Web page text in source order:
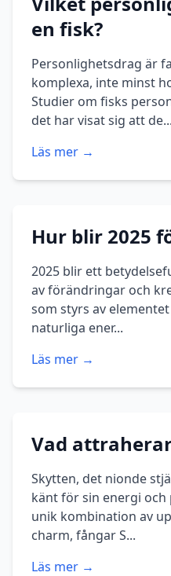
en fisk?
Personlighetsdrag är
komplexa, inte minst
Studier om fisks
det har visat sig att de...
Läs mer →
Hur blir 2025
2025 blir ett
av förändringar och
som styrs av
naturliga ener...
Läs mer →
Vad
Skytten, det nionde
känt för sin energi och
unik kombination av
charm, fångar S...
Läs mer →